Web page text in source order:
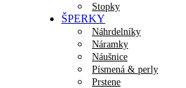
Stopky
ŠPERKY
Náhrdelníky
Náramky
Náušnice
Písmená & perly
Prstene